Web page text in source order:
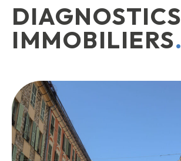
DIAGNOSTICS
IMMOBILIERS.